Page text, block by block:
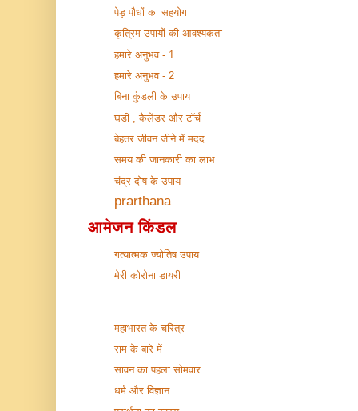
पेड़ पौधों का सहयोग
कृत्रिम उपायों की आवश्यकता
हमारे अनुभव - 1
हमारे अनुभव - 2
बिना कुंडली के उपाय
घडी , कैलेंडर और टॉर्च
बेहतर जीवन जीने में मदद
समय की जानकारी का लाभ
चंद्र दोष के उपाय
prarthana
आमेजन किंडल
गत्यात्मक ज्योतिष उपाय
मेरी कोरोना डायरी
महाभारत के चरित्र
राम के बारे में
सावन का पहला सोमवार
धर्म और विज्ञान